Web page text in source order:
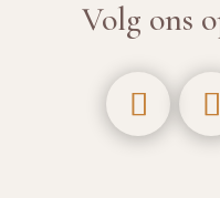
Volg ons